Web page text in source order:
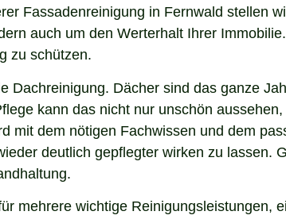
Fassadenreinigung in Fernwald stellen
auch um den Werterhalt Ihrer
zu schützen.
Dächer sind das ganze
kann das nicht nur unschön
mit dem nötigen Fachwissen und dem
deutlich gepflegter wirken zu lassen.
mehrere wichtige Reinigungsleistungen,